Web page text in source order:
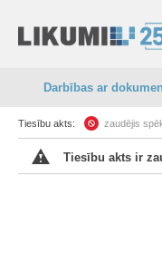
Darbības ar
Tiesību akts: zaudējis
Tiesību akts ir